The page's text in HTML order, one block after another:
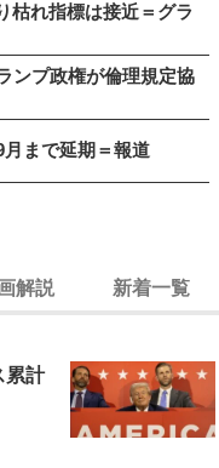
枯れ指標は接近＝グラ
ンプ政権が倫理規定協
まで延期＝報道
解説 新着一覧
累計